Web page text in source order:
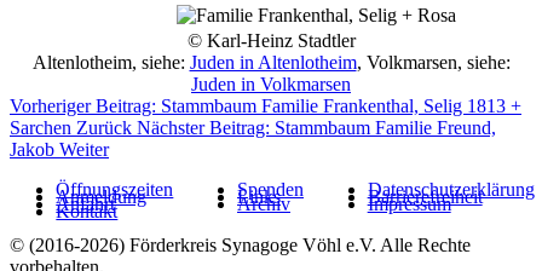
© Karl-Heinz Stadtler
Altenlotheim, siehe: Juden in Altenlotheim, Volkmarsen, siehe:
Juden in Volkmarsen
Vorheriger Beitrag: Stammbaum Familie Frankenthal, Selig 1813 +
Sarchen Zurück Nächster Beitrag: Stammbaum Familie Freund,
Jakob Weiter
Öffnungszeiten
Anmeldung
Anfahrt
Kontakt
Spenden
Links
Archiv
Datenschutzerklärung
Barrierefreiheit
Impressum
© (2016-2026) Förderkreis Synagoge Vöhl e.V. Alle Rechte
vorbehalten.